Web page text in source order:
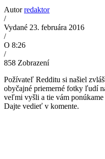
Autorredaktor
/
Vydané 23. februára 2016
/
O 8:26
/
858 Zobrazení
Požívateľ Redditu si našiel
obyčajné priemerné fotky ľudí
veľmi vyšli a tie vám
Dajte vedieť v komente.